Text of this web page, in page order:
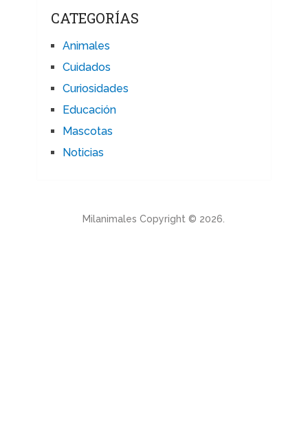
CATEGORÍAS
Animales
Cuidados
Curiosidades
Educación
Mascotas
Noticias
Milanimales Copyright © 2026.